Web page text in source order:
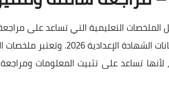
الملخصات التعليمية التي تساعد على
الفصل الدراسي الثاني، خاصة مع
لأنها تساعد على تثبيت المعلومات